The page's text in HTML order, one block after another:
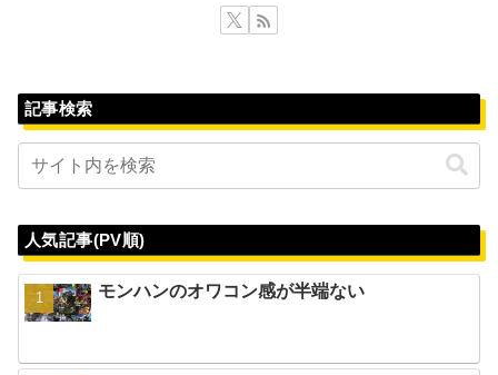
記事検索
人気記事(PV順)
モンハンのオワコン感が半端ない